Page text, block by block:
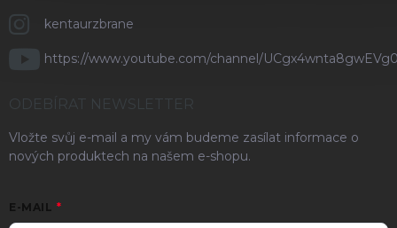
kentaurzbrane
https://www.youtube.com/channel/
ODEBÍRAT NEWSLETTER
Vložte svůj e-mail a my vám budeme zasílat informace o
nových produktech na našem e-shopu.
E-MAIL